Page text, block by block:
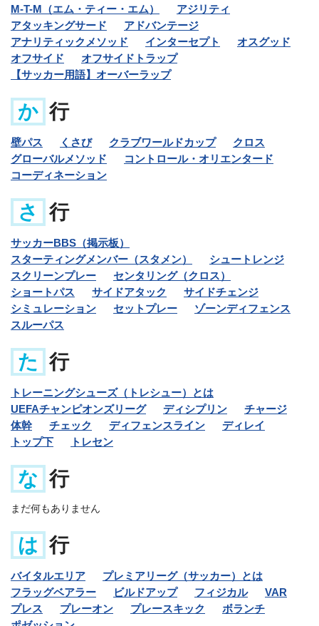
M-T-M（エム・ティー・エム）
アジリティ
アタッキングサード
アドバンテージ
アナリティックメソッド
インターセプト
オスグッド
オフサイド
オフサイドトラップ
【サッカー用語】オーバーラップ
か 行
壁パス くさび クラブワールドカップ
クロス
グローバルメソッド
コントロール・オリエンタード
コーディネーション
さ 行
サッカーBBS（掲示板）
スターティングメンバー（スタメン）
シュートレンジ
スクリーンプレー
センタリング（クロス）
ショートパス
サイドアタック
サイドチェンジ
シミュレーション
セットプレー
ゾーンディフェンス
スルーパス
た 行
トレーニングシューズ（トレシュー）とは
UEFAチャンピオンズリーグ
ディシプリン
チャージ
体幹
チェック ディフェンスライン
ディレイ
トップ下
トレセン
な 行
まだ何もありません
は 行
バイタルエリア
プレミアリーグ（サッカー）とは
フラッグベアラー
ビルドアップ フィジカル
VAR
プレス
プレーオン プレースキック
ボランチ